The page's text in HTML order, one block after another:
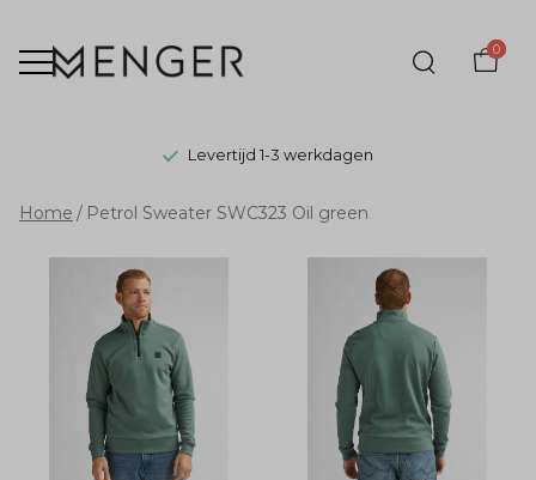
0
Levertijd 1-3 werkdagen
Petrol
Sweater
SWC323
green
Home Petrol Sweater SWC323 Oil green